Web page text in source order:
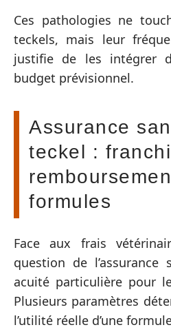
Ces pathologies ne
teckels, mais leur
justifie de les intégrer
budget prévisionnel.
Assurance
teckel :
formules
Face aux frais
question de l’assurance
acuité particulière pour
Plusieurs paramètres
l’utilité réelle d’une